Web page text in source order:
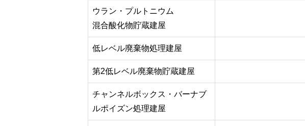
ウラン・プルトニウム
混合酸化物貯蔵建屋
低レベル廃棄物処理建屋
第2低レベル廃棄物貯蔵建屋
チャンネルボックス・バーナブ
ルポイズン処理建屋